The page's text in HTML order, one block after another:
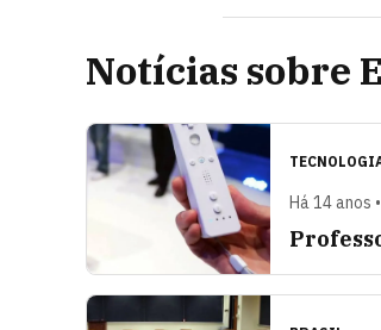
Notícias sobre
Há 14 anos